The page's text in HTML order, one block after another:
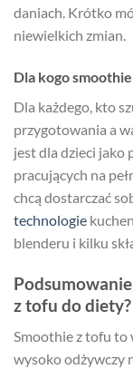
daniach. Krótko
niewielkich zmian.
Dla kogo
Dla każdego, kto
przygotowania a
jest dla dzieci jako
pracujących na
chcą dostarczać
technologie
blenderu i kilku
z tofu do diety?
Smoothie z tofu to
wysoko odżywczy